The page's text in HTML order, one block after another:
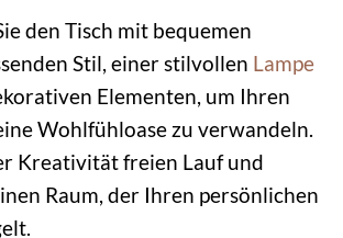
den Tisch mit bequemen
Stil, einer stilvollen Lampe
Elementen, um Ihren
Wohlfühloase zu verwandeln.
Kreativität freien Lauf und
Raum, der Ihren persönlichen